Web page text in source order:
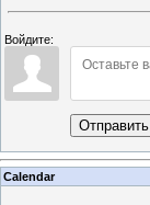
Войдите:
Отправить
Calendar